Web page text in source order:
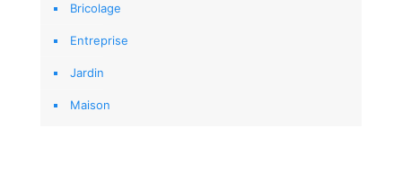
Bricolage
Entreprise
Jardin
Maison